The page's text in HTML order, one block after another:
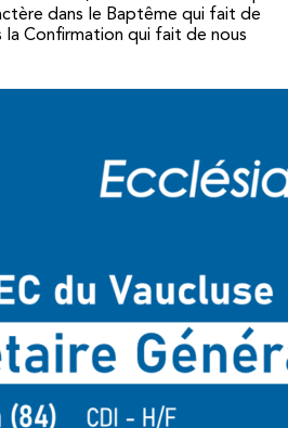
dans le Baptême qui fait de
la Confirmation qui fait de nous